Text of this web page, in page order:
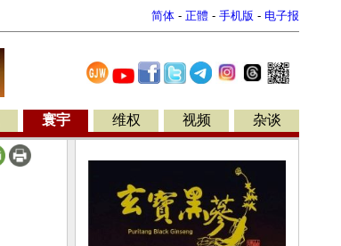
简体 - 正體 - 手机版 - 电子报
寰宇 维权 视频 杂谈